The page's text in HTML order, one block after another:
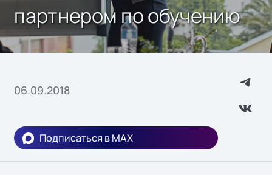
партнером по обучению
06.09.2018
Подписаться в MAX